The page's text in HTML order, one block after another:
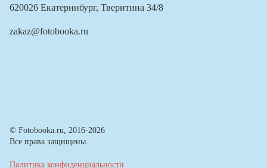
620026 Екатеринбург, Тверитина 34/8
zakaz@fotobooka.ru
© Fotobooka.ru, 2016-2026
Все права защищены.
Политика конфиденциальности